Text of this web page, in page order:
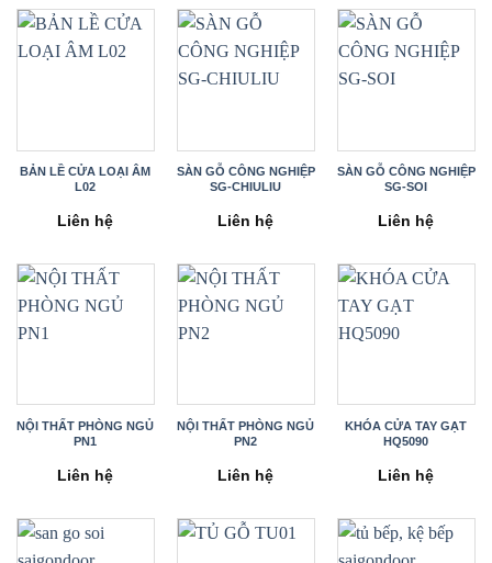
BẢN LỀ CỬA LOẠI ÂM
L02
Liên hệ
SÀN GỖ CÔNG NGHIỆP
SG-CHIULIU
Liên hệ
SÀN GỖ CÔNG NGHIỆP
SG-SOI
Liên hệ
NỘI THẤT PHÒNG NGỦ
PN1
Liên hệ
NỘI THẤT PHÒNG NGỦ
PN2
Liên hệ
KHÓA CỬA TAY GẠT
HQ5090
Liên hệ